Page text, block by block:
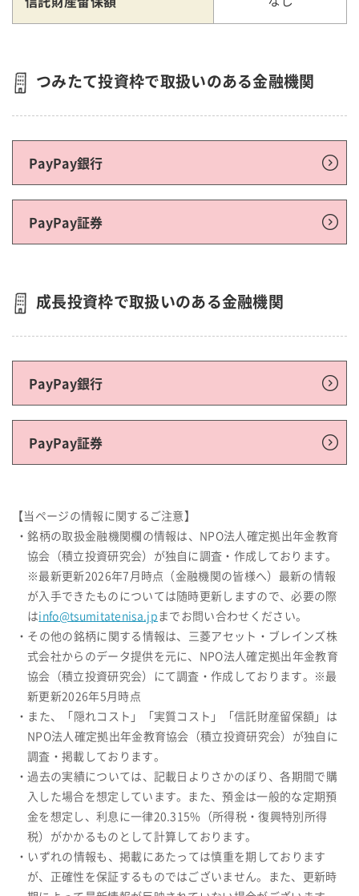
つみたて投資枠で取扱いのある金融機関
PayPay銀行
PayPay証券
成長投資枠で取扱いのある金融機関
PayPay銀行
PayPay証券
【当ページの情報に関するご注意】
・銘柄の取扱金融機関欄の情報は、NPO法人確定拠出年金教育
協会（積立投資研究会）が独自に調査・作成しております。
※最新更新2026年7月時点（金融機関の皆様へ）最新の情報
が入手できたものについては随時更新しますので、必要の際
はinfo@tsumitatenisa.jp までお問い合わせください。
・その他の銘柄に関する情報は、三菱アセット・ブレインズ株
式会社からのデータ提供を元に、NPO法人確定拠出年金教育
協会（積立投資研究会）にて調査・作成しております。※最
新更新2026年5月時点
・また、「隠れコスト」「実質コスト」「信託財産留保額」は
NPO法人確定拠出年金教育協会（積立投資研究会）が独自に
調査・掲載しております。
・過去の実績については、記載日よりさかのぼり、各期間で購
入した場合を想定しています。また、預金は一般的な定期預
金を想定し、利息に一律20.315%（所得税・復興特別所得
税）がかかるものとして計算しております。
・いずれの情報も、掲載にあたっては慎重を期しております
が、正確性を保証するものではございません。また、更新時